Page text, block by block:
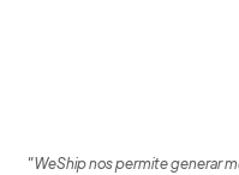
"WeShip nos permite generar